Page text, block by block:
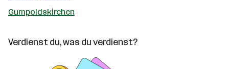
Gumpoldskirchen
Verdienst du, was du verdienst?